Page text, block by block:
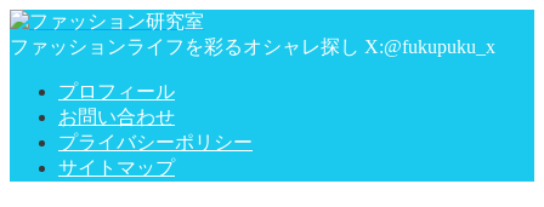
ファッションライフを彩るオシャレ探し X:@fukupuku_x
プロフィール
お問い合わせ
プライバシーポリシー
サイトマップ